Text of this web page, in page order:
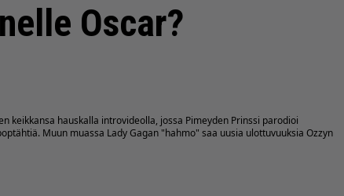
Oscar?
keikkansa hauskalla introvideolla, jossa Pimeyden Prinssi parodioi
Muun muassa Lady Gagan "hahmo" saa uusia ulottuvuuksia Ozzyn